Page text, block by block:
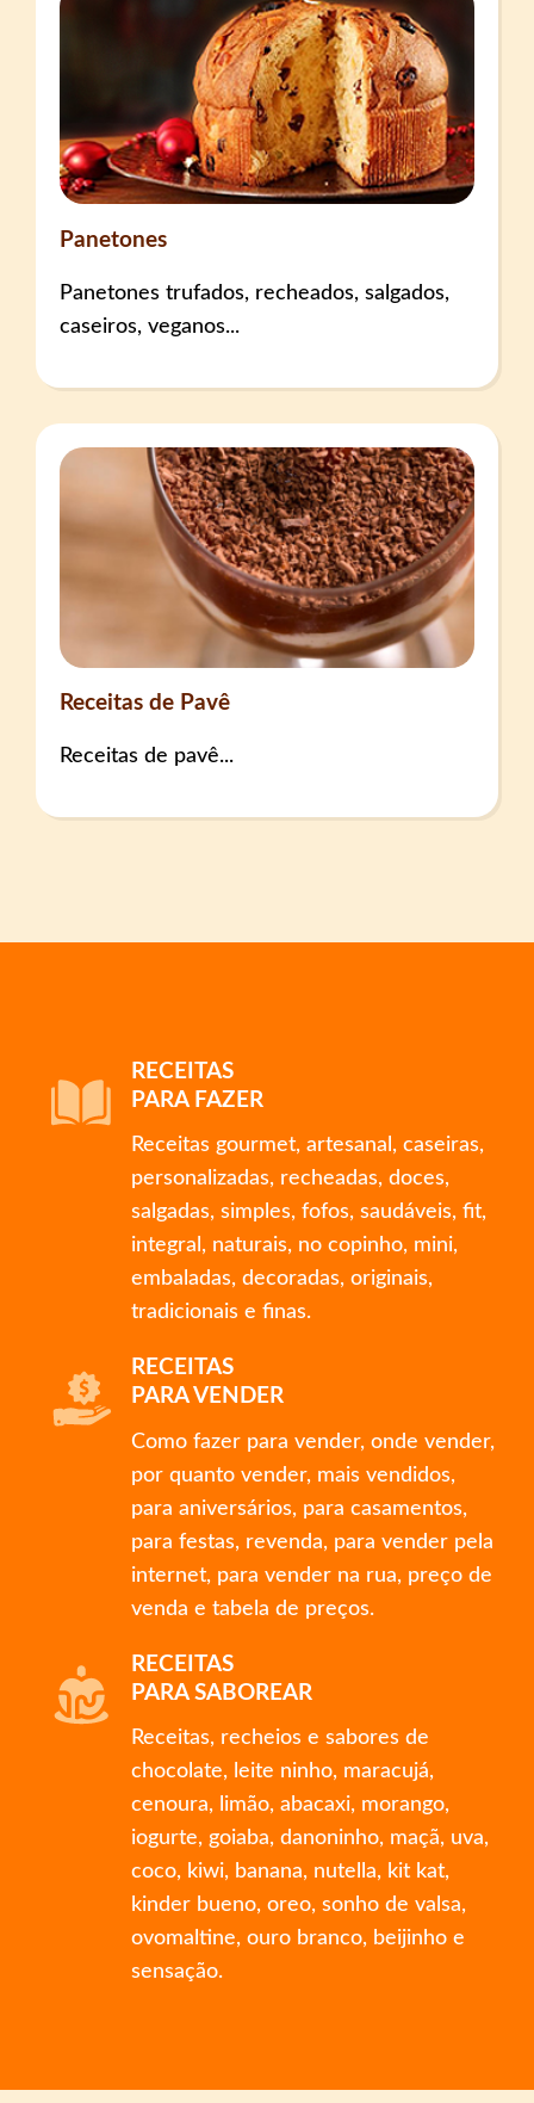
Panetones
Panetones trufados, recheados, salgados,
caseiros, veganos...
Receitas de Pavê
Receitas de pavê...
RECEITAS
PARA FAZER
Receitas gourmet, artesanal, caseiras,
personalizadas, recheadas, doces,
salgadas, simples, fofos, saudáveis, fit,
integral, naturais, no copinho, mini,
embaladas, decoradas, originais,
tradicionais e finas.
RECEITAS
PARA VENDER
Como fazer para vender, onde vender,
por quanto vender, mais vendidos,
para aniversários, para casamentos,
para festas, revenda, para vender pela
internet, para vender na rua, preço de
venda e tabela de preços.
RECEITAS
PARA SABOREAR
Receitas, recheios e sabores de
chocolate, leite ninho, maracujá,
cenoura, limão, abacaxi, morango,
iogurte, goiaba, danoninho, maçã, uva,
coco, kiwi, banana, nutella, kit kat,
kinder bueno, oreo, sonho de valsa,
ovomaltine, ouro branco, beijinho e
sensação.